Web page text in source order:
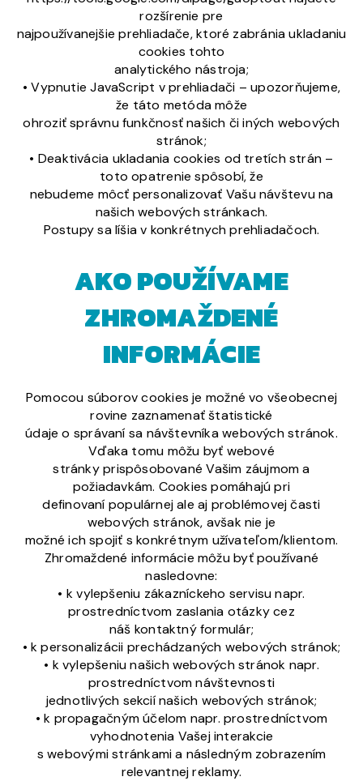
rozšírenie pre
najpoužívanejšie prehliadače, ktoré zabránia ukladaniu
cookies tohto
analytického nástroja;
• Vypnutie JavaScript v prehliadači – upozorňujeme,
že táto metóda môže
ohroziť správnu funkčnosť našich či iných webových
stránok;
• Deaktivácia ukladania cookies od tretích strán –
toto opatrenie spôsobí, že
nebudeme môcť personalizovať Vašu návštevu na
našich webových stránkach.
Postupy sa líšia v konkrétnych prehliadačoch.
AKO POUŽÍVAME
ZHROMAŽDENÉ
INFORMÁCIE
Pomocou súborov cookies je možné vo všeobecnej
rovine zaznamenať štatistické
údaje o správaní sa návštevníka webových stránok.
Vďaka tomu môžu byť webové
stránky prispôsobované Vašim záujmom a
požiadavkám. Cookies pomáhajú pri
definovaní populárnej ale aj problémovej časti
webových stránok, avšak nie je
možné ich spojiť s konkrétnym užívateľom/klientom.
Zhromaždené informácie môžu byť používané
nasledovne:
• k vylepšeniu zákazníckeho servisu napr.
prostredníctvom zaslania otázky cez
náš kontaktný formulár;
• k personalizácii prechádzaných webových stránok;
• k vylepšeniu našich webových stránok napr.
prostredníctvom návštevnosti
jednotlivých sekcií našich webových stránok;
• k propagačným účelom napr. prostredníctvom
vyhodnotenia Vašej interakcie
s webovými stránkami a následným zobrazením
relevantnej reklamy.